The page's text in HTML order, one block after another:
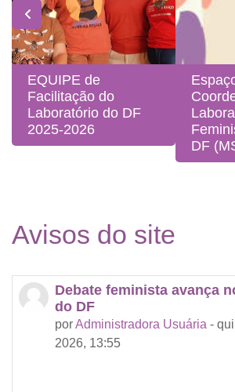
EQUIPE de
Facilitação do
Laboratório do DF
2025-2026
DF
Avisos do site
Debate feminista avança
do DF
porAdministradora Usuária -
2026, 13:55